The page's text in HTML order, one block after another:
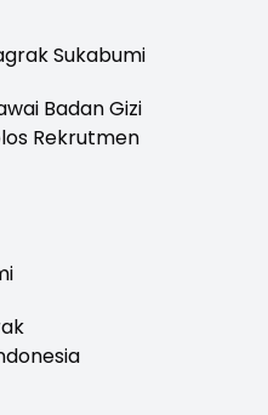
Sukabumi
Badan Gizi
Rekrutmen